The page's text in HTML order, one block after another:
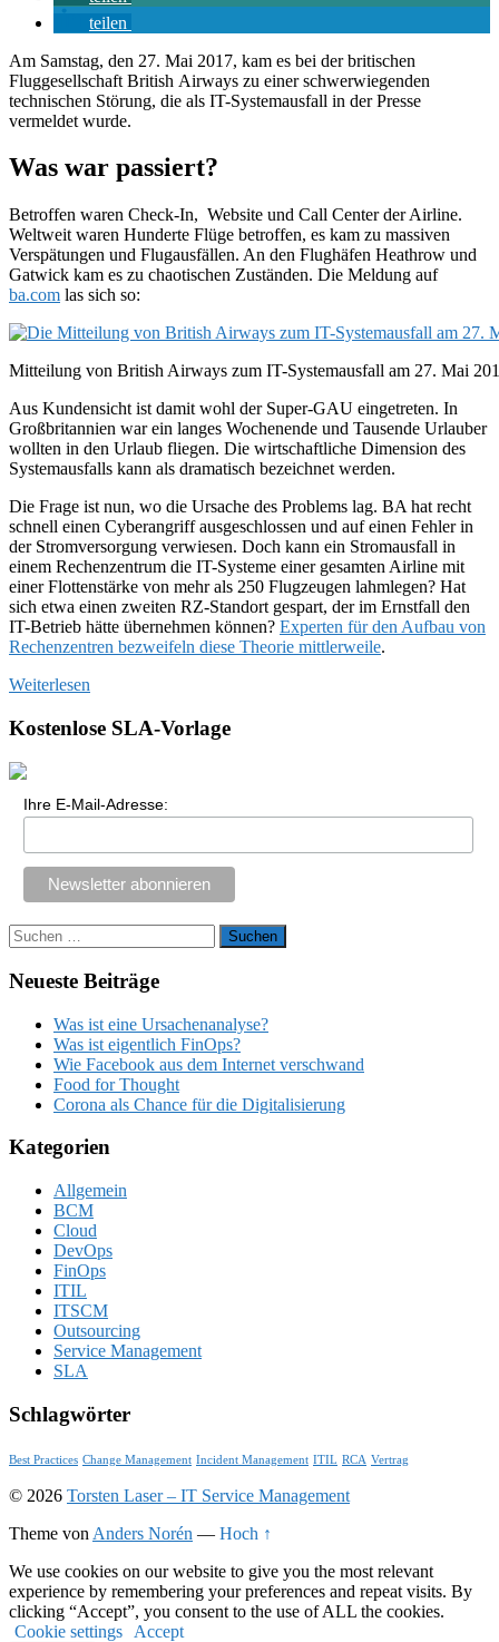
teilen
Am Samstag, den 27. Mai 2017, kam es bei der britischen
Fluggesellschaft British Airways zu einer schwerwiegenden
technischen Störung, die als IT-Systemausfall in der Presse
vermeldet wurde.
Was war passiert?
Betroffen waren Check-In, Website und Call Center der Airline.
Weltweit waren Hunderte Flüge betroffen, es kam zu massiven
Verspätungen und Flugausfällen. An den Flughäfen Heathrow und
Gatwick kam es zu chaotischen Zuständen. Die Meldung auf
ba.com las sich so:
Mitteilung von British Airways zum IT-Systemausfall am 27. Mai
Aus Kundensicht ist damit wohl der Super-GAU eingetreten. In
Großbritannien war ein langes Wochenende und Tausende Urlauber
wollten in den Urlaub fliegen. Die wirtschaftliche Dimension des
Systemausfalls kann als dramatisch bezeichnet werden.
Die Frage ist nun, wo die Ursache des Problems lag. BA hat recht
schnell einen Cyberangriff ausgeschlossen und auf einen Fehler in
der Stromversorgung verwiesen. Doch kann ein Stromausfall in
einem Rechenzentrum die IT-Systeme einer gesamten Airline mit
einer Flottenstärke von mehr als 250 Flugzeugen lahmlegen? Hat
sich etwa einen zweiten RZ-Standort gespart, der im Ernstfall den
IT-Betrieb hätte übernehmen können? Experten für den Aufbau von
Rechenzentren bezweifeln diese Theorie mittlerweile.
Weiterlesen
Kostenlose SLA-Vorlage
Ihre E-Mail-Adresse:
Suchen
nach:
Neueste Beiträge
Was ist eine Ursachenanalyse?
Was ist eigentlich FinOps?
Wie Facebook aus dem Internet verschwand
Food for Thought
Corona als Chance für die Digitalisierung
Kategorien
Allgemein
BCM
Cloud
DevOps
FinOps
ITIL
ITSCM
Outsourcing
Service Management
SLA
Schlagwörter
Best Practices Change Management Incident Management ITIL RCA Vertrag
© 2026 Torsten Laser – IT Service Management
Theme von Anders Norén — Hoch ↑
We use cookies on our website to give you the most relevant
experience by remembering your preferences and repeat visits. By
clicking “Accept”, you consent to the use of ALL the cookies.
Cookie settings
Accept